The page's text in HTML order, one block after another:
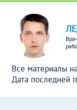
Все материалы
Дата последней